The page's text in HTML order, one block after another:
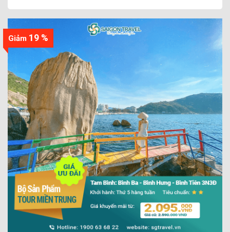
Giảm 19 %